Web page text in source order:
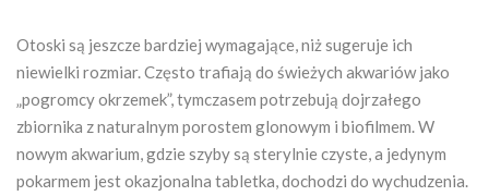
Otoski są jeszcze bardziej wymagające, niż sugeruje ich
niewielki rozmiar. Często trafiają do świeżych akwariów jako
„pogromcy okrzemek”, tymczasem potrzebują dojrzałego
zbiornika z naturalnym porostem glonowym i biofilmem. W
nowym akwarium, gdzie szyby są sterylnie czyste, a jedynym
pokarmem jest okazjonalna tabletka, dochodzi do wychudzenia.